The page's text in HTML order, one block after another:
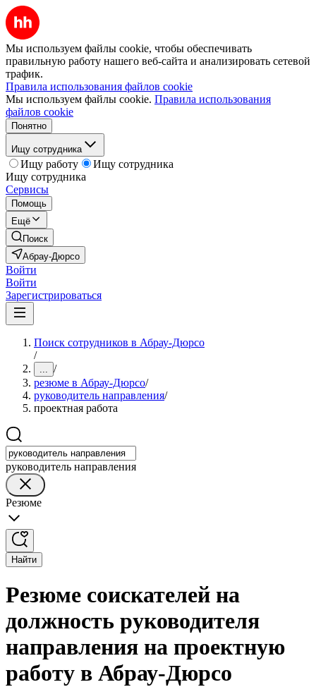
Мы используем файлы cookie, чтобы обеспечивать
правильную работу нашего веб-сайта и анализировать сетевой
трафик.
Правила использования файлов cookie
Мы используем файлы cookie. Правила использования
файлов cookie
Понятно
Ищу сотрудника
Ищу работу
Ищу сотрудника
Ищу сотрудника
Сервисы
Помощь
Ещё
Поиск
Абрау-Дюрсо
Войти
Войти
Зарегистрироваться
Поиск сотрудников в Абрау-Дюрсо
/
... /
резюме в Абрау-Дюрсо/
руководитель направления/
проектная работа
руководитель направления
Резюме
Найти
Резюме соискателей на
должность руководителя
направления на проектную
работу в Абрау-Дюрсо